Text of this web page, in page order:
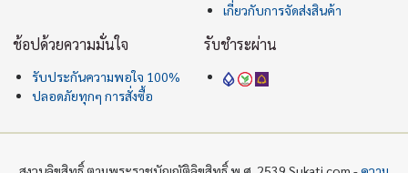
เกี่ยวกับการจัดส่งสินค้า
ช้อปด้วยความมั่นใจ
รับประกันความพอใจ 100%
ปลอดภัยทุกๆ การสั่งซื้อ
รับชำระผ่าน